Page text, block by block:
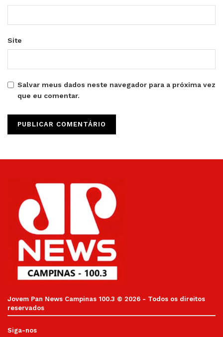
Site
Salvar meus dados neste navegador para a próxima vez
que eu comentar.
Jovem Pan News Campinas 100.3 © 2026 - Todos os direitos
reservados
Siga-nos